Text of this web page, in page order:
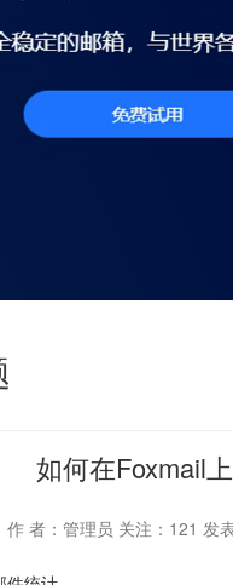
如何在Foxmail
作 者：管理员 关注： 121 发